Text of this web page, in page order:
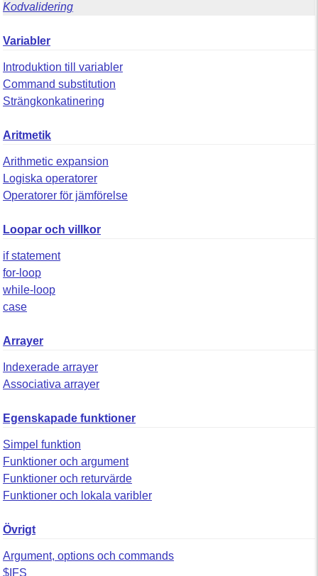
Kodvalidering
Variabler
Introduktion till variabler
Command substitution
Strängkonkatinering
Aritmetik
Arithmetic expansion
Logiska operatorer
Operatorer för jämförelse
Loopar och villkor
if statement
for-loop
while-loop
case
Arrayer
Indexerade arrayer
Associativa arrayer
Egenskapade funktioner
Simpel funktion
Funktioner och argument
Funktioner och returvärde
Funktioner och lokala varibler
Övrigt
Argument, options och commands
$IFS